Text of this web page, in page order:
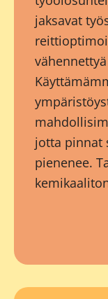
jaksavat
jotta pinnat
pienenee.